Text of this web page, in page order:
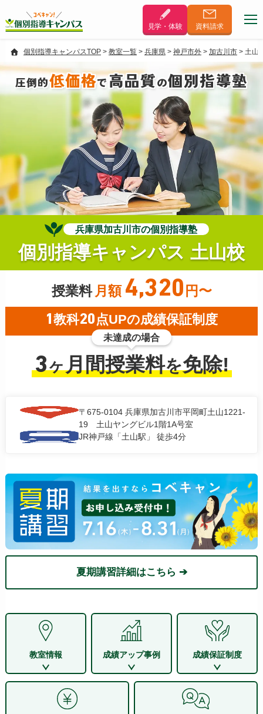
見学・体験 資料請求
個別指導キャンパスTOP> 教室一覧> 兵庫県> 神戸市外> 加古川市> 土山
圧倒的低価格で高品質の個別指導塾
兵庫県加古川市の個別指導塾
個別指導キャンパス 土山校
授業料 月額 4,320 円〜
1 教科20 点UPの成績保証制度
未達成の場合
3ヶ月間授業料を免除!
〒675-0104 兵庫県加古川市平岡町土山1221-
19 土山ヤングビル1階1A号室
JR神戸線「土山駅」 徒歩4分
夏期講習詳細はこちら ➔
教室情報 成績アップ事例 成績保証制度